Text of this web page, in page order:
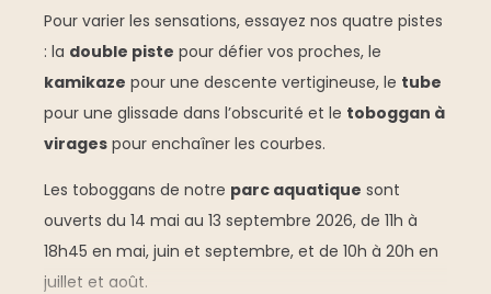
Pour varier les sensations, essayez nos quatre pistes
: la double piste pour défier vos proches, le
kamikaze pour une descente vertigineuse, le tube
pour une glissade dans l’obscurité et le toboggan à
virages pour enchaîner les courbes.
Les toboggans de notre parc aquatique sont
ouverts du 14 mai au 13 septembre 2026, de 11h à
18h45 en mai, juin et septembre, et de 10h à 20h en
juillet et août.